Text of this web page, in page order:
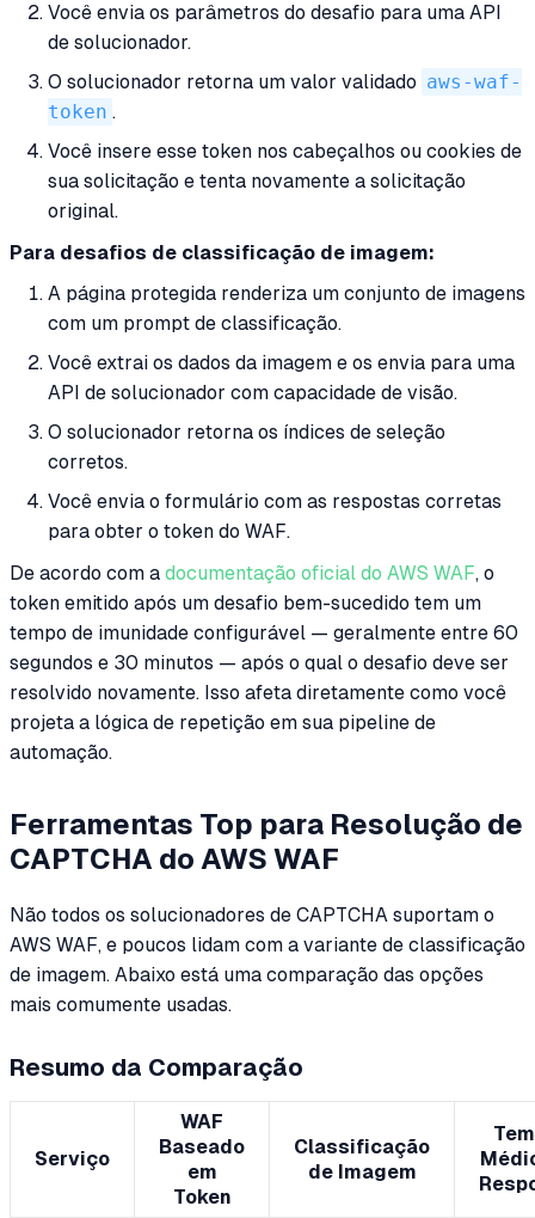
Você envia os parâmetros do desafio para uma API
de solucionador.
O solucionador retorna um valor validado aws-waf-
token .
Você insere esse token nos cabeçalhos ou cookies de
sua solicitação e tenta novamente a solicitação
original.
Para desafios de classificação de imagem:
A página protegida renderiza um conjunto de imagens
com um prompt de classificação.
Você extrai os dados da imagem e os envia para uma
API de solucionador com capacidade de visão.
O solucionador retorna os índices de seleção
corretos.
Você envia o formulário com as respostas corretas
para obter o token do WAF.
De acordo com a documentação oficial do AWS WAF, o
token emitido após um desafio bem-sucedido tem um
tempo de imunidade configurável — geralmente entre 60
segundos e 30 minutos — após o qual o desafio deve ser
resolvido novamente. Isso afeta diretamente como você
projeta a lógica de repetição em sua pipeline de
automação.
Ferramentas Top para Resolução de
CAPTCHA do AWS WAF
Não todos os solucionadores de CAPTCHA suportam o
AWS WAF, e poucos lidam com a variante de classificação
de imagem. Abaixo está uma comparação das opções
mais comumente usadas.
Resumo da Comparação
Serviço
WAF
Baseado
em
Token
Classificação
de Imagem